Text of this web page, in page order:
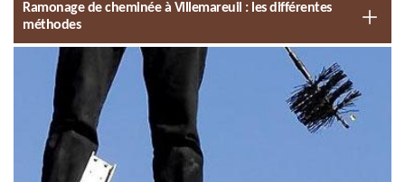
Ramonage de cheminée à Villemareuil : les différentes
méthodes